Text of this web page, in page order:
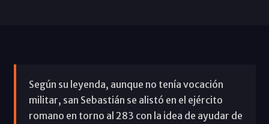
Según su leyenda, aunque no tenía vocación
militar, san Sebastián se alistó en el ejército
romano en torno al 283 con la idea de ayudar de